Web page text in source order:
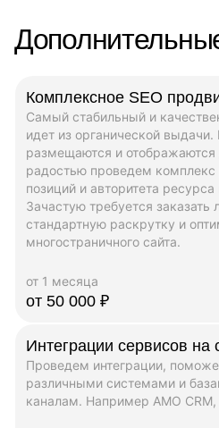
Комплексное SEO
Самый стабильный и
идет из органической
размещаются и
радостью проведем комплекс
позиций и авторитета
Зачастую требуется
стандартную раскрутку и
многостраничного сайта.
от 1 месяца
от 50 000 ₽
Интеграции сервисов на
Проведем интеграции,
различными системами и
каналам. Например AMO CRM,